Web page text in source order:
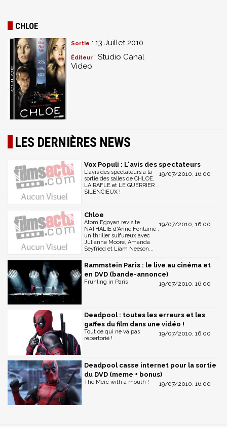
CHLOE
Sortie : 13 Juillet 2010
Éditeur : Studio Canal
Video
LES DERNIÈRES NEWS
Vox Populi : L'avis des spectateurs
19/07/2010, 16:00
L'avis des spectateurs à la
sortie des salles de CHLOE,
LA RAFLE et LE GUERRIER
SILENCIEUX !
Chloe
19/07/2010, 16:00
Atom Egoyan revisite
NATHALIE d'Anne Fontaine :
un thriller sulfureux avec
Julianne Moore, Amanda
Seyfried et Liam Neeson...
Rammstein Paris : le live au cinéma et
en DVD (bande-annonce)
19/07/2010, 16:00
Frühling in Paris
Deadpool : toutes les erreurs et les
gaffes du film dans une vidéo !
19/07/2010, 16:00
Tout ce qui ne va pas
répertorié !
Deadpool casse internet pour la sortie
du DVD (meme + bonus)
19/07/2010, 16:00
The Merc with a mouth !